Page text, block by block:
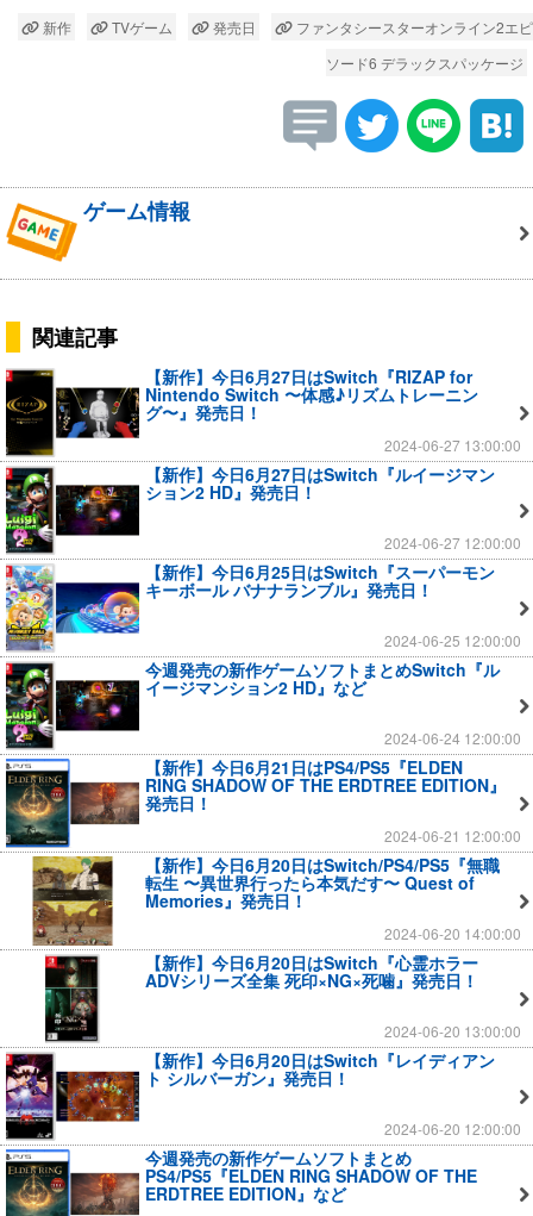
新作 TVゲーム 発売日
ファンタシースターオンライン2エピ
ソード6 デラックスパッケージ
ゲーム情報
関連記事
【新作】今日6月27日はSwitch『RIZAP for
Nintendo Switch 〜体感♪リズムトレーニン
グ〜』発売日！
2024-06-27 13:00:00
【新作】今日6月27日はSwitch『ルイージマン
ション2 HD』発売日！
2024-06-27 12:00:00
【新作】今日6月25日はSwitch『スーパーモン
キーボール バナナランブル』発売日！
2024-06-25 12:00:00
今週発売の新作ゲームソフトまとめSwitch『ル
イージマンション2 HD』など
2024-06-24 12:00:00
【新作】今日6月21日はPS4/PS5『ELDEN
RING SHADOW OF THE ERDTREE EDITION』
発売日！
2024-06-21 12:00:00
【新作】今日6月20日はSwitch/PS4/PS5『無職
転生 〜異世界行ったら本気だす〜 Quest of
Memories』発売日！
2024-06-20 14:00:00
【新作】今日6月20日はSwitch『心霊ホラー
ADVシリーズ全集 死印×NG×死噛』発売日！
2024-06-20 13:00:00
【新作】今日6月20日はSwitch『レイディアン
ト シルバーガン』発売日！
2024-06-20 12:00:00
今週発売の新作ゲームソフトまとめ
PS4/PS5『ELDEN RING SHADOW OF THE
ERDTREE EDITION』など